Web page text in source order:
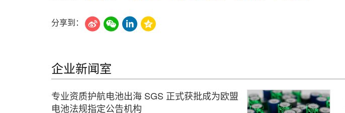
分享到：
企业新闻室
专业资质护航电池出海 SGS 正式获批成为欧盟
电池法规指定公告机构